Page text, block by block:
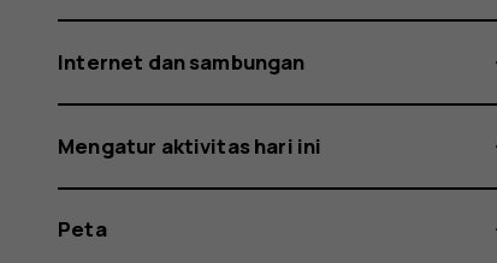
Internet dan sambungan
Mengatur aktivitas hari ini
Peta